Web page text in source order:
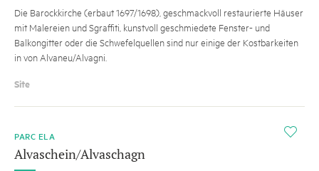
Die Barockkirche (erbaut 1697/1698), geschmackvoll restaurierte Häuser
mit Malereien und Sgraffiti, kunstvoll geschmiedete Fenster- und
Balkongitter oder die Schwefelquellen sind nur einige der Kostbarkeiten
in von Alvaneu/Alvagni.
Site
i
PARC ELA
Alvaschein/Alvaschagn